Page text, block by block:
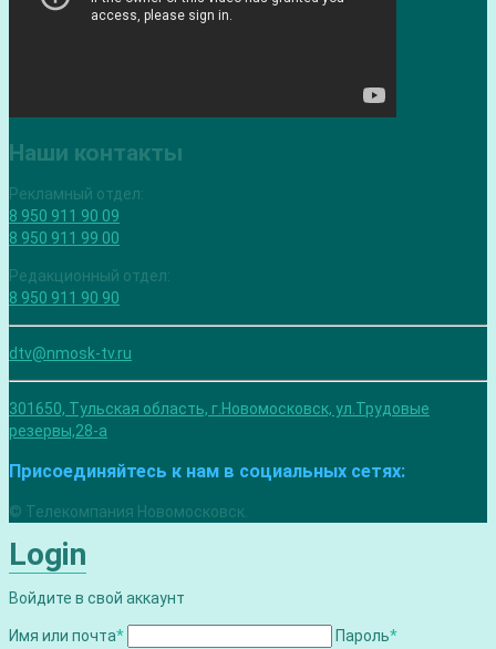
Наши контакты
Рекламный отдел:
8 950 911 90 09
8 950 911 99 00
Редакционный отдел:
8 950 911 90 90
dtv@nmosk-tv.ru
301650, Тульская область, г.Новомосковск, ул.Трудовые
резервы,28-а
Присоединяйтесь к нам в социальных сетях:
© Телекомпания Новомосковск.
Login
Войдите в свой аккаунт
Имя или почта* Пароль*